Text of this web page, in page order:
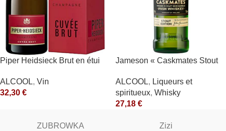
Piper Heidsieck Brut en étui
ALCOOL, Vin
32,30 €
Jameson « Caskmates Stout
ALCOOL, Liqueurs et
spiritueux, Whisky
27,18 €
ZUBROWKA Zizi